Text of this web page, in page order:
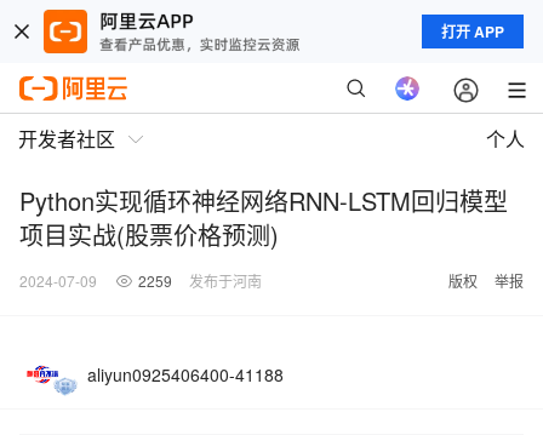
打开 APP
开发者社区 个人
Python实现循环神经网络RNN-LSTM回归模型
项目实战(股票价格预测)
2024-07-09 2259 发布于河南 版权 举报
aliyun0925406400-41188